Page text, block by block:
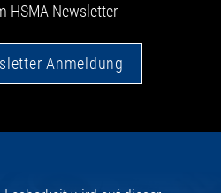
HSMA Newsletter
Anmeldung